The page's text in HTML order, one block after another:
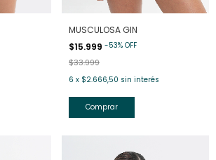
MUSCULOSA GIN
$15.999 -53% OFF
$33.999
6 x $2.666,50 sin interés
Comprar